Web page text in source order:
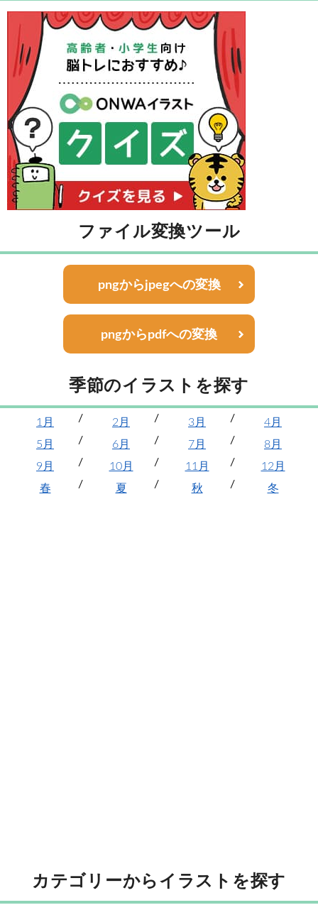
ファイル変換ツール
pngからjpegへの変換
pngからpdfへの変換
季節のイラストを探す
1月 2月 3月
4月
5月
6月 7月
8月
9月
10月 11月
12月
春
夏 秋 冬
カテゴリーからイラストを探す